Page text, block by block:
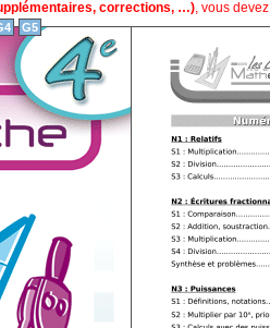
corrections, …), vous devez
G5